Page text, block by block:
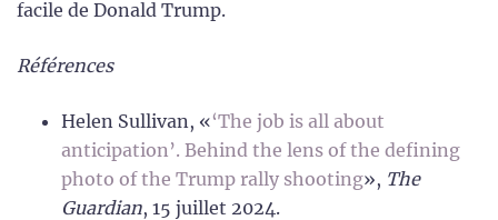
facile de Donald Trump.
Références
Helen Sullivan, «‘The job is all about
anticipation’. Behind the lens of the defining
photo of the Trump rally shooting», The
Guardian, 15 juillet 2024.